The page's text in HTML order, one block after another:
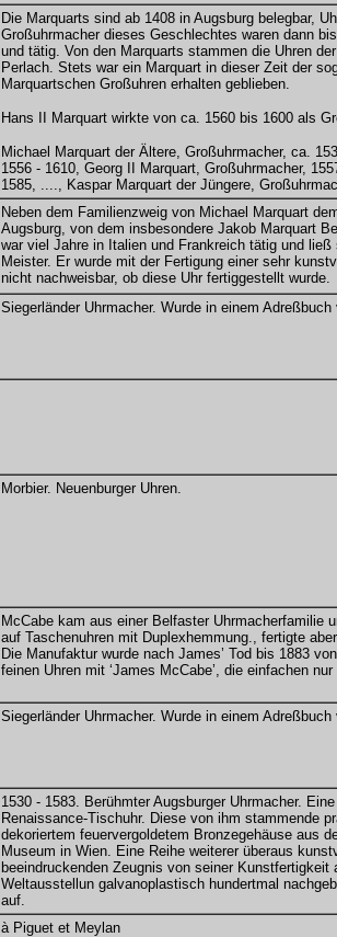
Die Marquarts sind ab 1408 in Augsburg belegbar,
Großuhrmacher dieses Geschlechtes waren dann
und tätig. Von den Marquarts stammen die Uhren
Perlach. Stets war ein Marquart in dieser Zeit der
Marquartschen Großuhren erhalten geblieben.
Hans II Marquart wirkte von ca. 1560 bis 1600 als
Michael Marquart der Ältere, Großuhrmacher, ca.
1556 - 1610, Georg II Marquart, Großuhrmacher,
1585, ...., Kaspar Marquart der Jüngere,
Neben dem Familienzweig von Michael Marquart
Augsburg, von dem insbesondere Jakob Marquart
war viel Jahre in Italien und Frankreich tätig und
Meister. Er wurde mit der Fertigung einer sehr
nicht nachweisbar, ob diese Uhr fertiggestellt wurde.
Siegerländer Uhrmacher. Wurde in einem
Morbier. Neuenburger Uhren.
McCabe kam aus einer Belfaster Uhrmacherfamilie
auf Taschenuhren mit Duplexhemmung., fertigte
Die Manufaktur wurde nach James’ Tod bis 1883
feinen Uhren mit ‘James McCabe’, die einfachen nur
Siegerländer Uhrmacher. Wurde in einem
1530 - 1583. Berühmter Augsburger Uhrmacher.
Renaissance-Tischuhr. Diese von ihm stammende
dekoriertem feuervergoldetem Bronzegehäuse aus
Museum in Wien. Eine Reihe weiterer überaus
beeindruckenden Zeugnis von seiner
Weltausstellun galvanoplastisch hundertmal
auf.
à Piguet et Meylan